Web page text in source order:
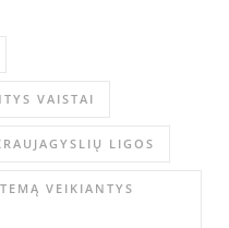
VAISTAI
LIGOS
VEIKIANTYS